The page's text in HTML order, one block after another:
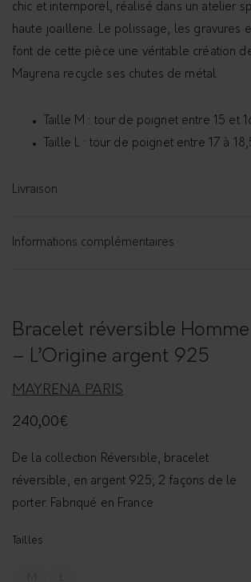
chic et intemporel, réalisé dans un atelier
haute joaillerie. Le polissage, les gravures
font de cette pièce une véritable création
Mayrena recycle ses chutes de métal.
Taille M : tour de poignet entre 15 et
Taille L : tour de poignet entre 17 à
Livraison
Informations complémentaires
Bracelet réversible Homme
– L’Origine argent 925
MAYRENA PARIS
240,00€
De la collection Réversible, bracelet
réversible, en argent 925; 2 façons de le
porter. Fabriqué en France
Tailles